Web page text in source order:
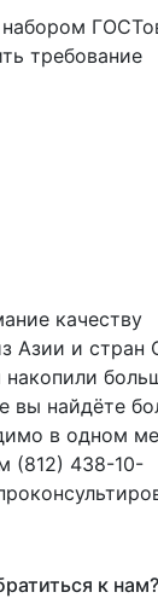
набором
требование
качеству
Азии и стран
накопили
вы найдёте
в одном
(812) 438-10-
к нам?